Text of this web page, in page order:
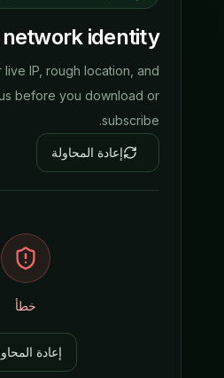
network identity
your live IP, rough location, and
status before you download or
subscribe.
إعادة المحاولة
إعادة المحاولة